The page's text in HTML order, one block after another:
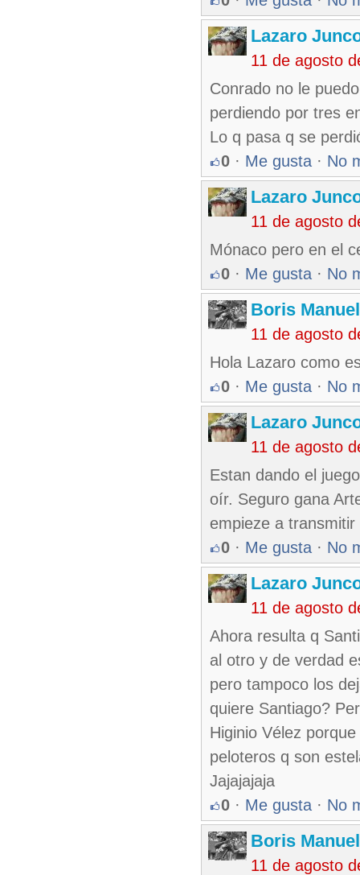
Lazaro
11 de agosto
Conrado no le
perdiendo por tres
Lo q pasa q se
0 · Me gusta · No
Lazaro
11 de agosto
Mónaco pero en el
0 · Me gusta · No
Boris
11 de agosto
Hola Lazaro como
0 · Me gusta · No
Lazaro
11 de agosto
Estan dando el
oír. Seguro gana
empieze a
0 · Me gusta · No
Lazaro
11 de agosto
Ahora resulta q
al otro y de verdad
pero tampoco los
quiere Santiago?
Higinio Vélez
peloteros q son
Jajajajaja
0 · Me gusta · No
Boris
11 de agosto